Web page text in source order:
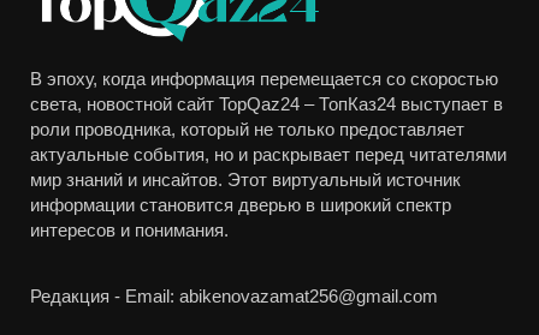
В эпоху, когда информация перемещается со скоростью
света, новостной сайт TopQaz24 – ТопКаз24 выступает в
роли проводника, который не только предоставляет
актуальные события, но и раскрывает перед читателями
мир знаний и инсайтов. Этот виртуальный источник
информации становится дверью в широкий спектр
интересов и понимания.
Редакция - Email: abikenovazamat256@gmail.com